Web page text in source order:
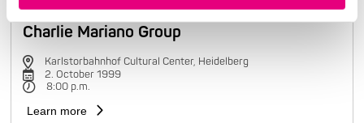
Charlie Mariano Group
Karlstorbahnhof Cultural Center, Heidelberg
2. October 1999
8:00 p.m.
Learn more